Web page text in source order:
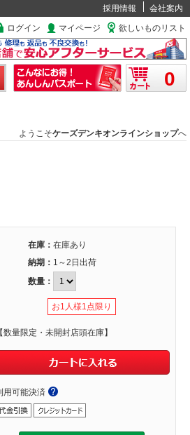
採用情報
会社案内
ログイン マイページ 欲しいものリスト
0
ようこそケーズデンキオンラインショップへ
在庫： 在庫あり
納期： 1～2日出荷
数量：
お1人様1点限り
【数量限定・未開封店頭在庫】
用可能決済